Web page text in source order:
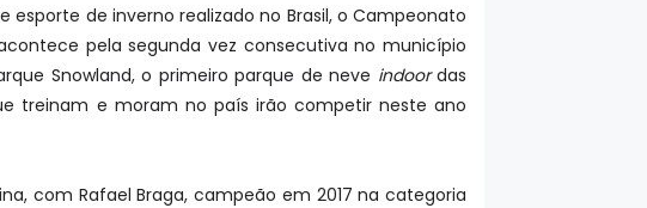
esporte de inverno realizado no Brasil, o Campeonato
pela segunda vez consecutiva no município
Snowland, o primeiro parque de neve indoordas
treinam e moram no país irão competir neste ano
com Rafael Braga, campeão em 2017 na categoria